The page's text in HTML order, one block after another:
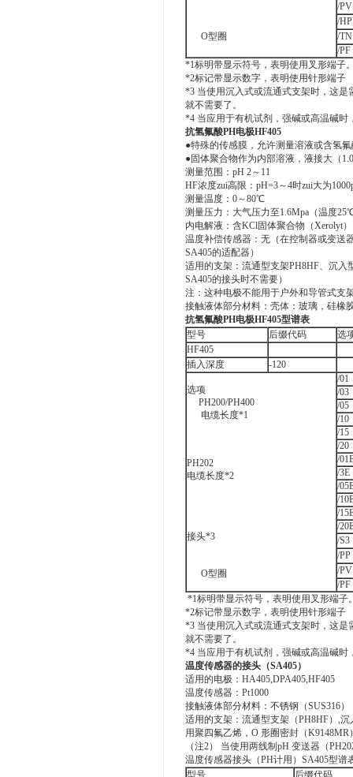
O型圈
/PV
/
/TN
/PF
*1标明带显示符号，表明使用叉形端子
*2标记带显示数字，表明使用针形端子
*3 当使用沉入式或流通式支架时，这是
就不需要了。
*4 当应用于有机试剂，强碱或高温碱时
抗氢氟酸PH电极HF405
●特殊的传感膜，允许测量溶液或含氢
●固体聚合物作为内部溶液，液接大（
测量范围：pH 2～11
HF浓度zui高限：pH=3～4时zui大为
测量温度：0～80℃
测量压力：大气压力至1.6Mpa（温度
内电解液：含KCl固体聚合物（Xerolyt）
温度补偿传感器：无（在控制器或变送
SA405的适配器）
适用的支架：流通型支架PH8HF、沉入
SA405的接头时不需要）
注：这种电极不能用于户外和导管式支
接触液体部分材料：壳体：玻璃，硅橡
抗氢氟酸PH电极HF405型谱表
型号
后缀代码
选
HF405
插入深度
-120
选项
PH200/PH400
电缆长度*1
PH202
电缆长度*2
接头*3
O型圈
/01
/03
/05
/10
/15
/20
/
/3E
/
/
/
/
/S3
/PP
/PV
/PF
*1标明带显示符号，表明使用叉形端子
*2标记带显示数字，表明使用针形端子
*3 当使用沉入式或流通式支架时，这是
就不需要了。
*4 当应用于有机试剂，强碱或高温碱时
温度传感器的接头（SA405）
适用的电极：HA405,DPA405,HF405
温度传感器：Pt1000
接触液体部分材料：不锈钢（SUS316
适用的支架：流通型支架（PH8HF）,
用聚四氟乙烯，O 形圈密封（K9148MR
（注2） 当使用两线制pH 变送器（
温度传感器接头（PH计用）SA405型谱
型号
后缀代码